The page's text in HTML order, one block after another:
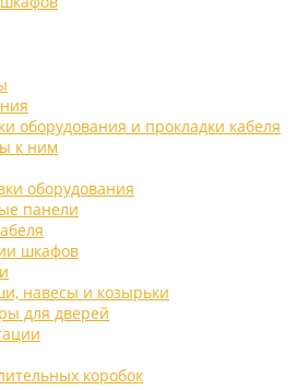
оборудования и прокладки кабеля
к ним
оборудования
панели
шкафов
навесы и козырьки
для дверей
коробок